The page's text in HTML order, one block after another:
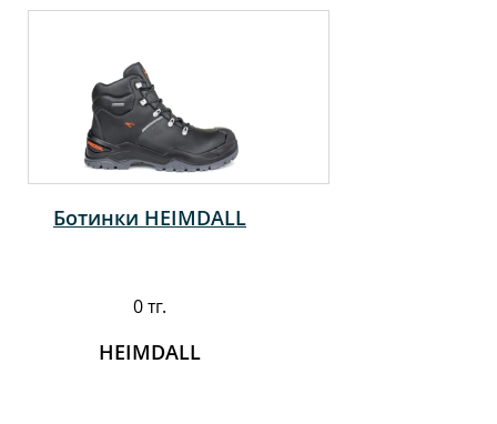
Ботинки HEIMDALL
0 тг.
HEIMDALL